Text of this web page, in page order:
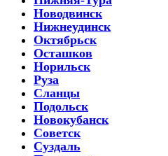
Новодвинск
Нижнеудинск
Октябрьск
Осташков
Норильск
Руза
Сланцы
Подольск
Новокубанск
Советск
Суздаль